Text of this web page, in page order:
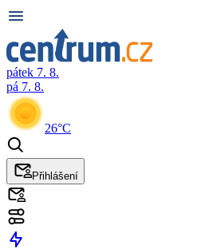
pátek 7. 8.
pá 7. 8.
26°C
Přihlášení